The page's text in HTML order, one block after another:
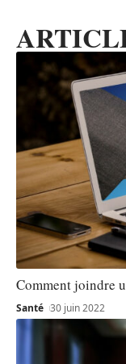
Comment joindre
Santé 30 juin 2022